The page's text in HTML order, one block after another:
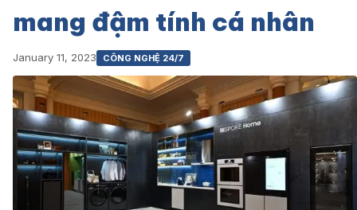
mang đậm tính cá nhân
January 11, 2023 CÔNG NGHỆ 24/7